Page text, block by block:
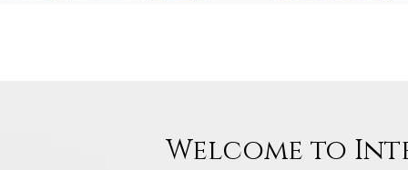
Welcome to